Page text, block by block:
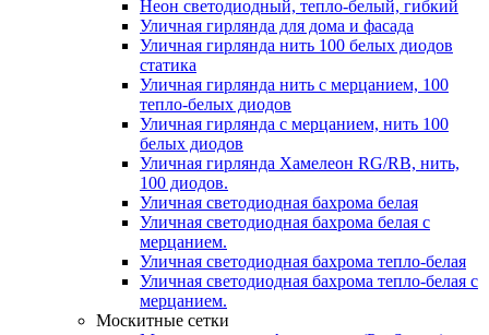
Неон светодиодный, тепло-белый, гибкий
Уличная гирлянда для дома и фасада
Уличная гирлянда нить 100 белых диодов
статика
Уличная гирлянда нить с мерцанием, 100
тепло-белых диодов
Уличная гирлянда с мерцанием, нить 100
белых диодов
Уличная гирлянда Хамелеон RG/RB, нить,
100 диодов.
Уличная светодиодная бахрома белая
Уличная светодиодная бахрома белая с
мерцанием.
Уличная светодиодная бахрома тепло-белая
Уличная светодиодная бахрома тепло-белая с
мерцанием.
Москитные сетки